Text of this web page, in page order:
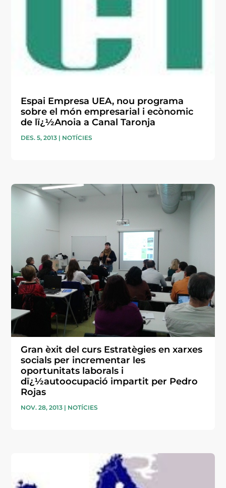
Espai Empresa UEA, nou programa
sobre el món empresarial i ecònomic
de lï¿½Anoia a Canal Taronja
DES. 5, 2013 | NOTÍCIES
Gran èxit del curs Estratègies en xarxes
socials per incrementar les
oportunitats laborals i
dï¿½autoocupació impartit per Pedro
Rojas
NOV. 28, 2013 | NOTÍCIES